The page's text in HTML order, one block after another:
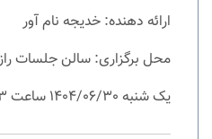
ارائه دهنده: خدیجه نام آور
محل برگزاری: سالن جلسات
یک شنبه 1404/06/30 ساعت 13